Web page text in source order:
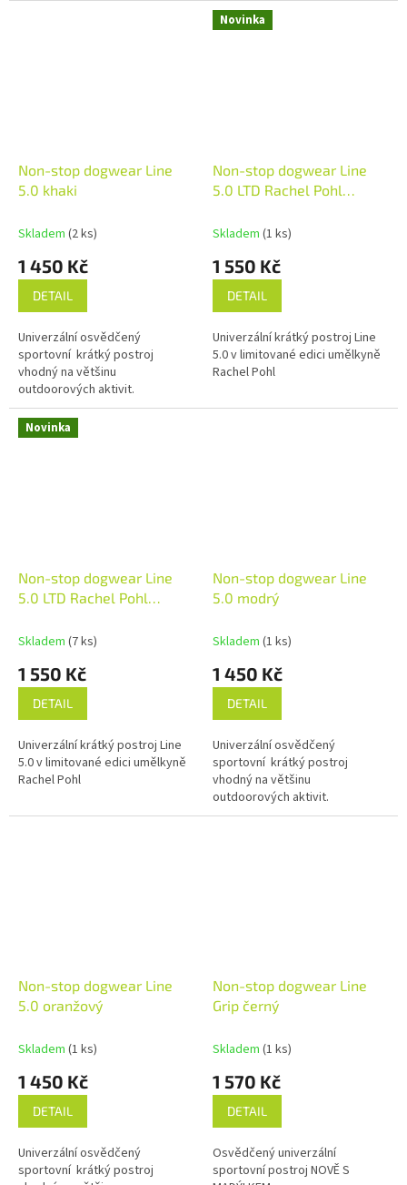
Non-stop dogwear Line
5.0 khaki
Skladem (2 ks)
1 450 Kč
DETAIL
Univerzální osvědčený
sportovní krátký postroj
vhodný na většinu
outdoorových aktivit.
Novinka
Non-stop dogwear Line
5.0 LTD Rachel Pohl
Skladem (1 ks)
1 550 Kč
DETAIL
Univerzální krátký postroj Line
5.0 v limitované edici umělkyně
Rachel Pohl
Novinka
Non-stop dogwear Line
5.0 LTD Rachel Pohl
Skladem (7 ks)
1 550 Kč
DETAIL
Univerzální krátký postroj Line
5.0 v limitované edici umělkyně
Rachel Pohl
Non-stop dogwear Line
5.0 modrý
Skladem (1 ks)
1 450 Kč
DETAIL
Univerzální osvědčený
sportovní krátký postroj
vhodný na většinu
outdoorových aktivit.
Non-stop dogwear Line
5.0 oranžový
Skladem (1 ks)
1 450 Kč
DETAIL
Univerzální osvědčený
sportovní krátký postroj
Non-stop dogwear Line
Grip černý
Skladem (1 ks)
1 570 Kč
DETAIL
Osvědčený univerzální
sportovní postroj NOVĚ S